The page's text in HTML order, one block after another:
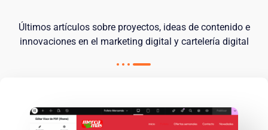
Últimos artículos sobre proyectos, ideas de contenido e
innovaciones en el marketing digital y cartelería digital